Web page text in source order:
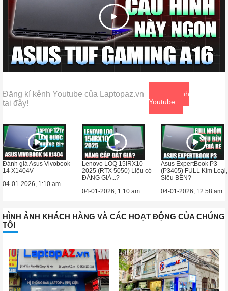
Đăng kí kênh Youtube của Laptopaz.vn
tại đây!
Xem kênh
Youtube
Đánh giá Asus Vivobook
14 X1404V
04-01-2026, 1:10 am
Lenovo LOQ 15IRX10
2025 (RTX 5050) Liệu có
ĐÁNG GIÁ...?
04-01-2026, 1:10 am
Asus ExpertBook P3
(P3405) FULL Kim Loại,
Siêu BỀN?
04-01-2026, 12:58 am
HÌNH ẢNH KHÁCH HÀNG VÀ CÁC HOẠT ĐỘNG CỦA CHÚNG
TÔI